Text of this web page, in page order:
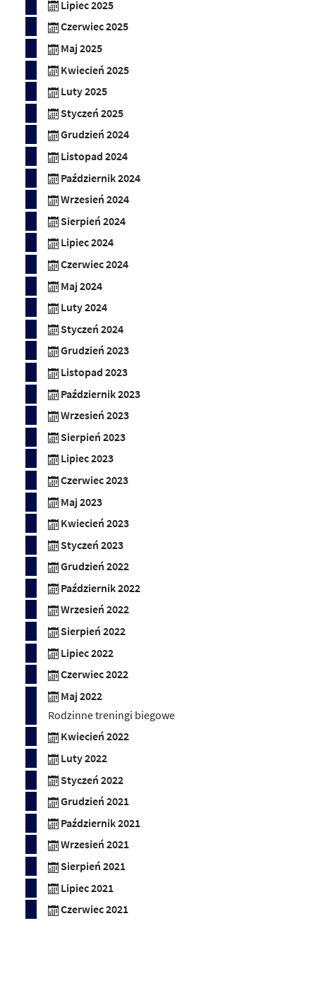
Lipiec 2025
Czerwiec 2025
Maj 2025
Kwiecień 2025
Luty 2025
Styczeń 2025
Grudzień 2024
Listopad 2024
Październik 2024
Wrzesień 2024
Sierpień 2024
Lipiec 2024
Czerwiec 2024
Maj 2024
Luty 2024
Styczeń 2024
Grudzień 2023
Listopad 2023
Październik 2023
Wrzesień 2023
Sierpień 2023
Lipiec 2023
Czerwiec 2023
Maj 2023
Kwiecień 2023
Styczeń 2023
Grudzień 2022
Październik 2022
Wrzesień 2022
Sierpień 2022
Lipiec 2022
Czerwiec 2022
Maj 2022
Rodzinne treningi biegowe
Kwiecień 2022
Luty 2022
Styczeń 2022
Grudzień 2021
Październik 2021
Wrzesień 2021
Sierpień 2021
Lipiec 2021
Czerwiec 2021